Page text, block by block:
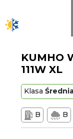
KUMHO
111W XL
Klasa
B B